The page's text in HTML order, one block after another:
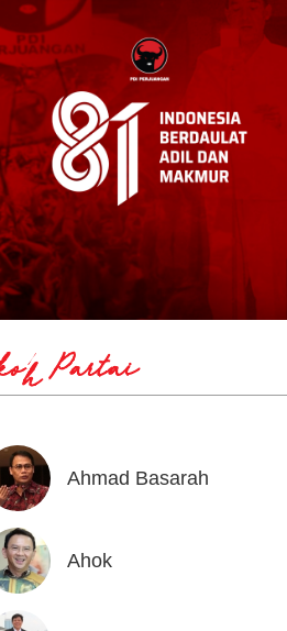
Partai
Ahmad Basarah
Ahok